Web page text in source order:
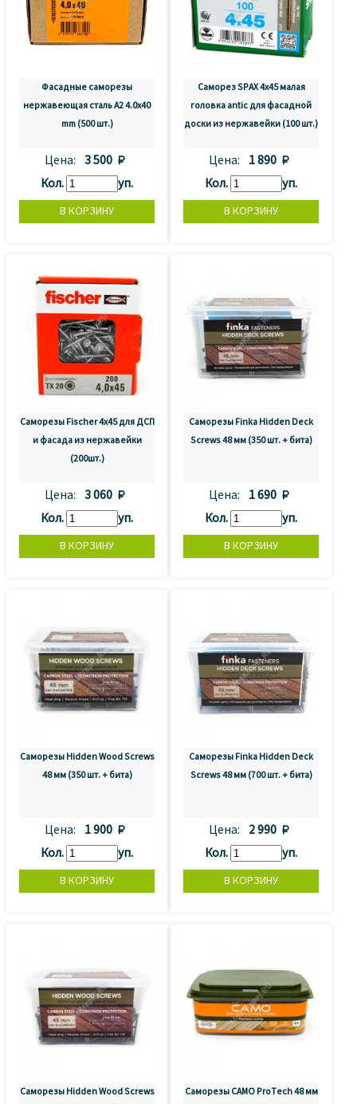
Фасадные саморезы
нержавеющая сталь A2 4.0x40
mm (500 шт.)
Цена:
3 500 
Кол.
уп.
Саморез SPAX 4x45 малая
головка antic для фасадной
доски из нержавейки (100 шт.)
Цена:
1 890 
Кол.
уп.
Саморезы Fischer 4x45 для ДСП
и фасада из нержавейки
(200шт.)
Цена:
3 060 
Кол.
уп.
Саморезы Finka Hidden Deck
Screws 48 мм (350 шт. + бита)
Цена:
1 690 
Кол.
уп.
Саморезы Hidden Wood Screws
48 мм (350 шт. + бита)
Цена:
1 900 
Кол.
уп.
Саморезы Finka Hidden Deck
Screws 48 мм (700 шт. + бита)
Цена:
2 990 
Кол.
уп.
Саморезы Hidden Wood Screws
Саморезы CAMO ProTech 48 мм